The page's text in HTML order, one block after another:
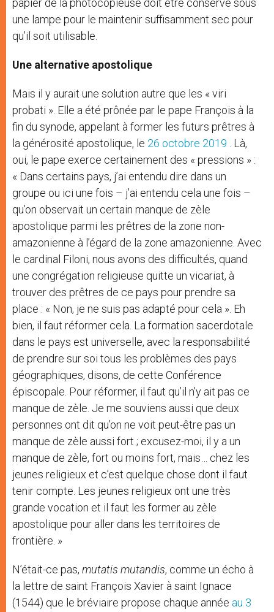
papier de la photocopieuse doit être conservé sous
une lampe pour le maintenir suffisamment sec pour
qu’il soit utilisable.
Une alternative apostolique
Mais il y aurait une solution autre que les « viri
probati ». Elle a été prônée par le pape François à la
fin du synode, appelant à former les futurs prêtres à
la générosité apostolique, le 26 octobre 2019 . Là,
oui, le pape exerce certainement des « pressions » :
« Dans certains pays, j’ai entendu dire dans un
groupe ou ici une fois – j’ai entendu cela une fois –
qu’on observait un certain manque de zèle
apostolique parmi les prêtres de la zone non-
amazonienne à l’égard de la zone amazonienne. Avec
le cardinal Filoni, nous avons des difficultés, quand
une congrégation religieuse quitte un vicariat, à
trouver des prêtres de ce pays pour prendre sa
place : « Non, je ne suis pas adapté pour cela ». Eh
bien, il faut réformer cela. La formation sacerdotale
dans le pays est universelle, avec la responsabilité
de prendre sur soi tous les problèmes des pays
géographiques, disons, de cette Conférence
épiscopale. Pour réformer, il faut qu’il n’y ait pas ce
manque de zèle. Je me souviens aussi que deux
personnes ont dit qu’on ne voit peut-être pas un
manque de zèle aussi fort ; excusez-moi, il y a un
manque de zèle, fort ou moins fort, mais… chez les
jeunes religieux et c’est quelque chose dont il faut
tenir compte. Les jeunes religieux ont une très
grande vocation et il faut les former au zèle
apostolique pour aller dans les territoires de
frontière. »
N’était-ce pas, mutatis mutandis, comme un écho à
la lettre de saint François Xavier à saint Ignace
(1544) que le bréviaire propose chaque année au 3